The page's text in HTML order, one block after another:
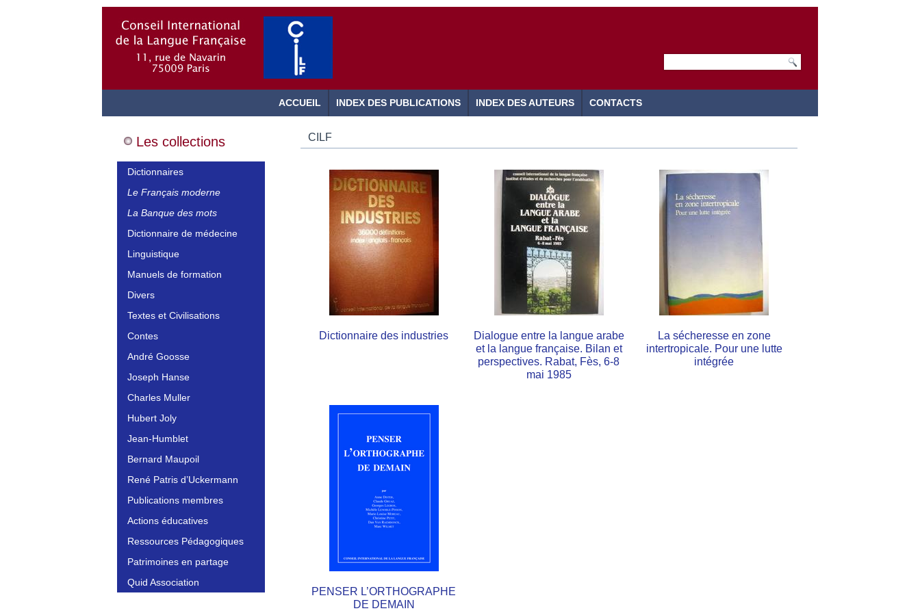
ACCUEIL INDEX DES PUBLICATIONS INDEX DES AUTEURS CONTACTS
Les collections
Dictionnaires
Le Français moderne
La Banque des mots
Dictionnaire de médecine
Linguistique
Manuels de formation
Divers
Textes et Civilisations
Contes
André Goosse
Joseph Hanse
Charles Muller
Hubert Joly
Jean-Humblet
Bernard Maupoil
René Patris d’Uckermann
Publications membres
Actions éducatives
Ressources Pédagogiques
Patrimoines en partage
Quid Association
CILF
Dictionnaire des industries
Dialogue entre la langue arabe
et la langue française. Bilan et
perspectives. Rabat, Fès, 6-8
mai 1985
La sécheresse en zone
intertropicale. Pour une lutte
intégrée
PENSER L’ORTHOGRAPHE
DE DEMAIN